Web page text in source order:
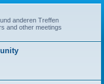
anderen Treffen
and other meetings